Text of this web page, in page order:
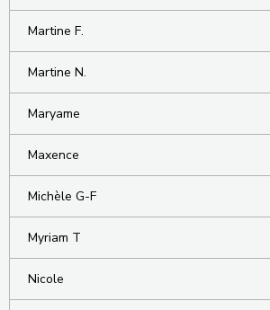
Martine F.
Martine N.
Maryame
Maxence
Michèle G-F
Myriam T
Nicole